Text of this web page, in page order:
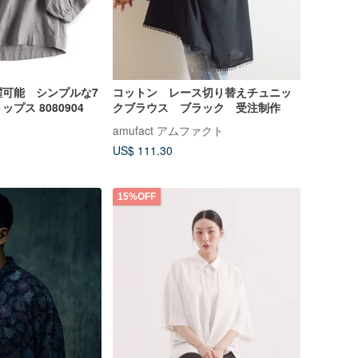
可能 シンプルな7
分袖ブラウス トップス 8080904
コットン レース切り替えチュニッ
クブラウス ブラック 受注制作
amufact アムファクト
US$ 111.30
15%OFF